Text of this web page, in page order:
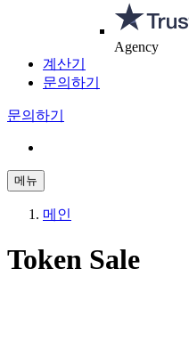
Agency
계산기
문의하기
문의하기
메뉴
메인
Token Sale